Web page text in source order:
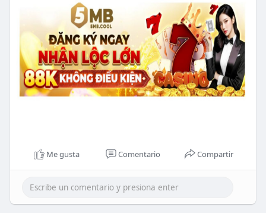
Me gusta Comentario Compartir